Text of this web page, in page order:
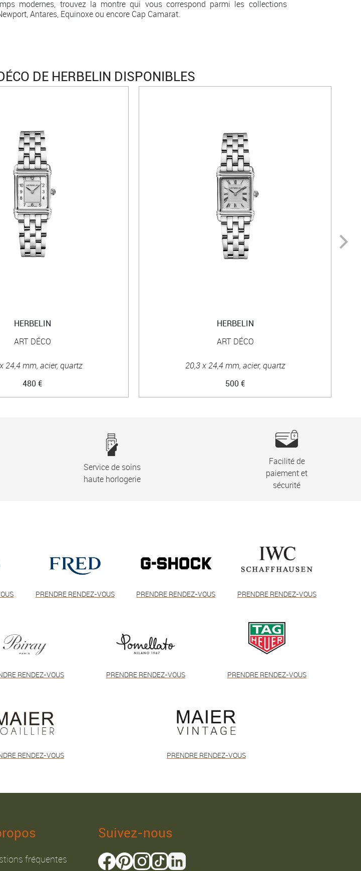
modernes, trouvez la montre qui vous correspond parmi les collections
Antares, Equinoxe ou encore Cap Camarat.
DE HERBELIN DISPONIBLES
HERBELIN
ART DÉCO
24,4 mm, acier, quartz
480 €
HERBELIN
ART DÉCO
20,3 x 24,4 mm, acier, quartz
500 €
Service de soins
haute horlogerie
Facilité de
paiement et
sécurité
PRENDRE RENDEZ-VOUS PRENDRE RENDEZ-VOUS PRENDRE RENDEZ-VOUS
RENDEZ-VOUS PRENDRE RENDEZ-VOUS PRENDRE RENDEZ-VOUS
RENDEZ-VOUS PRENDRE RENDEZ-VOUS
fréquentes
Suivez-nous